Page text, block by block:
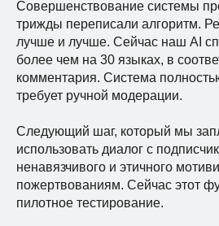
Совершенствование системы
трижды переписали алгоритм.
лучше и лучше. Сейчас наш AI
более чем на 30 языках, в
комментария. Система
требует ручной модерации.
Следующий шаг, который мы
использовать диалог с
ненавязчивого и этичного
пожертвованиям. Сейчас этот
пилотное тестирование.